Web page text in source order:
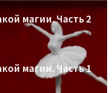
магии. Часть 2
магии. Часть 1